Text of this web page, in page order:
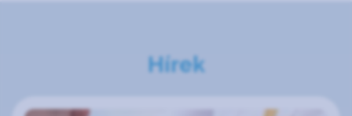
Hírek